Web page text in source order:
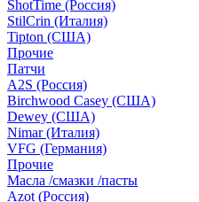
ShotTime (Россия)
StilCrin (Италия)
Tipton (США)
Прочие
Патчи
A2S (Россия)
Birchwood Casey (США)
Dewey (США)
Nimar (Италия)
VFG (Германия)
Прочие
Масла /смазки /пасты
Azot (Россия)